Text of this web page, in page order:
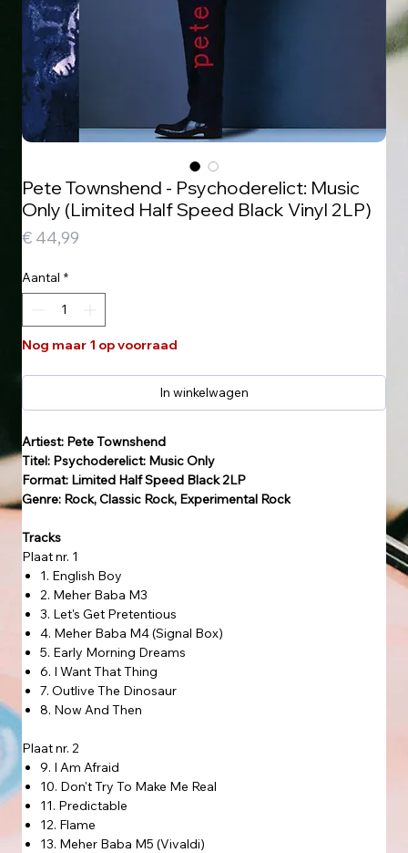
Pete Townshend - Psychoderelict: Music
Only (Limited Half Speed Black Vinyl 2LP)
€ 44,99
Aantal *
Nog maar 1 op voorraad
In winkelwagen
Artiest: Pete Townshend
Titel: Psychoderelict: Music Only
Format: Limited Half Speed Black 2LP
Genre: Rock, Classic Rock, Experimental Rock
Tracks
Plaat nr. 1
1. English Boy
2. Meher Baba M3
3. Let's Get Pretentious
4. Meher Baba M4 (Signal Box)
5. Early Morning Dreams
6. I Want That Thing
7. Outlive The Dinosaur
8. Now And Then
Plaat nr. 2
9. I Am Afraid
10. Don't Try To Make Me Real
11. Predictable
12. Flame
13. Meher Baba M5 (Vivaldi)